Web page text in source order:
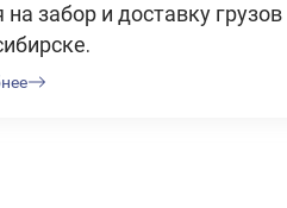
забор и доставку грузов